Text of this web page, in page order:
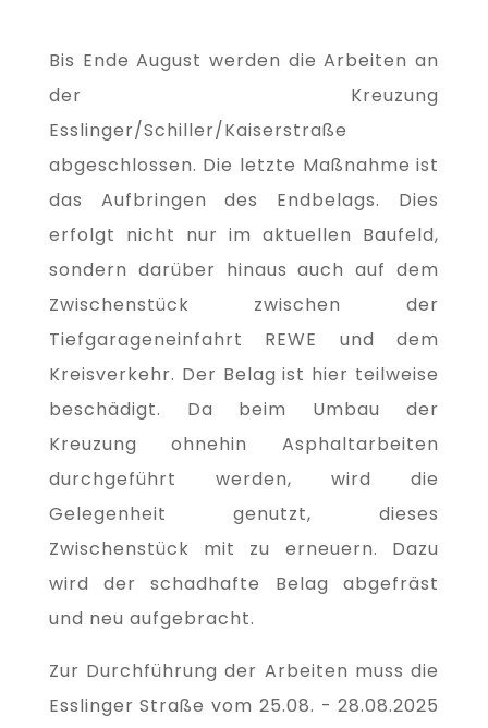
Bis Ende August werden die Arbeiten an
der Kreuzung
Esslinger/Schiller/Kaiserstraße
abgeschlossen. Die letzte Maßnahme ist
das Aufbringen des Endbelags. Dies
erfolgt nicht nur im aktuellen Baufeld,
sondern darüber hinaus auch auf dem
Zwischenstück zwischen der
Tiefgarageneinfahrt REWE und dem
Kreisverkehr. Der Belag ist hier teilweise
beschädigt. Da beim Umbau der
Kreuzung ohnehin Asphaltarbeiten
durchgeführt werden, wird die
Gelegenheit genutzt, dieses
Zwischenstück mit zu erneuern. Dazu
wird der schadhafte Belag abgefräst
und neu aufgebracht.
Zur Durchführung der Arbeiten muss die
Esslinger Straße vom 25.08. - 28.08.2025